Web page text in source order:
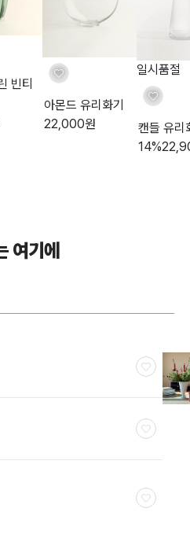
빈티
아몬드 유리화기
22,000원
일시품절
캔들 유리
14%
여기에